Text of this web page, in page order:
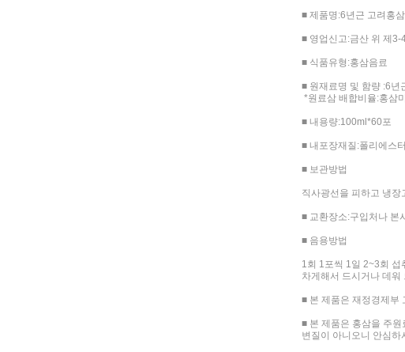
■ 제품명:6년근 고려홍
■ 영업신고:금산 위 제3-
■ 식품유형:홍삼음료
■ 원재료명 및 함량 :6년
*원료삼 배합비율:홍삼
■ 내용량:100ml*60포
■ 내포장재질:폴리에스
■ 보관방법
직사광선을 피하고 냉
■ 교환장소:구입처나 본
■ 음용방법
1회 1포씩 1일 2~3회 섭
차게해서 드시거나 데워
■ 본 제품은 재정경제부
■ 본 제품은 홍삼을 주
변질이 아니오니 안심